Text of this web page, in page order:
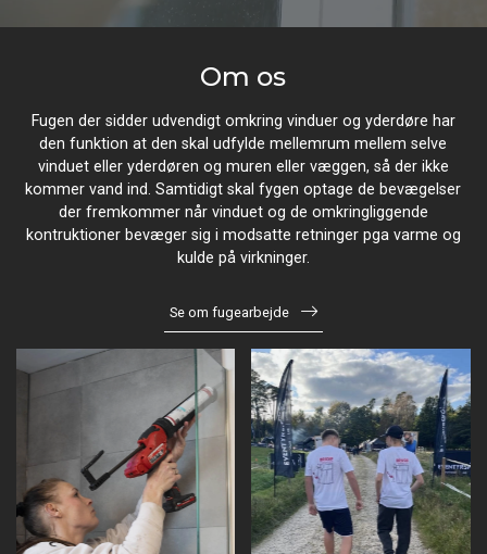
Om os
Fugen der sidder udvendigt omkring vinduer og yderdøre har
den funktion at den skal udfylde mellemrum mellem selve
vinduet eller yderdøren og muren eller væggen, så der ikke
kommer vand ind. Samtidigt skal fygen optage de bevægelser
der fremkommer når vinduet og de omkringliggende
kontruktioner bevæger sig i modsatte retninger pga varme og
kulde på virkninger.
Se om fugearbejde